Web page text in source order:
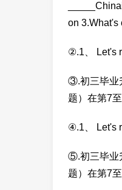
on 3.What's
②.1、 Let's
③.初三毕业
题）在第7
④.1、 Let's
⑤.初三毕业
题）在第7